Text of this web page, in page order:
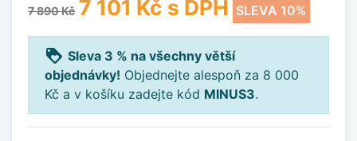
7 890 Kč 7 101 Kč s DPH SLEVA 10%
loyalty Sleva 3 % na všechny větší
objednávky! Objednejte alespoň za 8 000
Kč a v košíku zadejte kód MINUS3.